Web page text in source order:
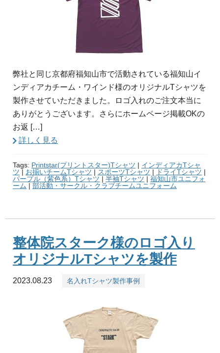
弊社と同じ京都府福知山市で活動されている福知山イ
ンディアカチーム・ワインド様のオリジナルTシャツを
製作させていただきました。ロゴ入れのご注文本当に
ありがとうございます。さらにホームページ掲載OKの
お返 […]
詳しく見る
Tags: Printstar(プリントスター)Tシャツ | インディアカTシャ
ツ | お揃いチームTシャツ | スポーツTシャツ | ドライTシャツ |
パープル（紫色系）Tシャツ | 半袖Tシャツ | 福知山市ユニフォ
ーム | 部活動・サークル・クラブチームユニフォーム
整体院スターク様のロゴ入り
オリジナルTシャツを製作
2023.08.23 名入れTシャツ製作事例